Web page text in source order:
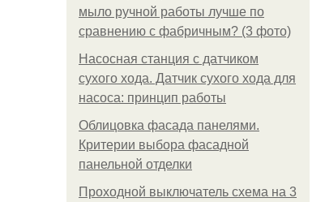
мыло ручной работы лучше по
сравнению с фабричным? (3 фото)
Насосная станция с датчиком
сухого хода. Датчик сухого хода для
насоса: принцип работы
Облицовка фасада панелями.
Критерии выбора фасадной
панельной отделки
Проходной выключатель схема на 3